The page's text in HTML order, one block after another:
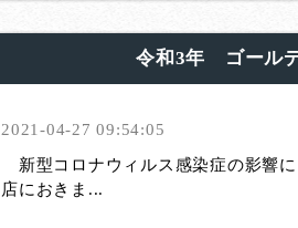
令和3年 ゴール
2021-04-27 09:54:05
新型コロナウィルス感染症の影響
店におきま...